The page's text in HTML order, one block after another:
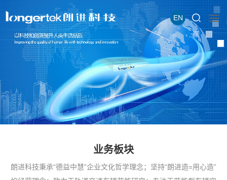
EN
业务板块
朗进科技秉承“德益中慧”企业文化哲学理念；坚持“朗进造=用心造”